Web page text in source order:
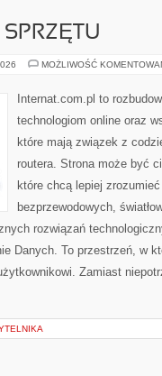
SPRZĘTU
MOŻLIWOŚĆ
Internat.com.pl to
technologiom online oraz
które mają związek z
routera. Strona może być
które chcą lepiej
bezprzewodowych,
rozwiązań
Danych. To przestrzeń, w
Zamiast